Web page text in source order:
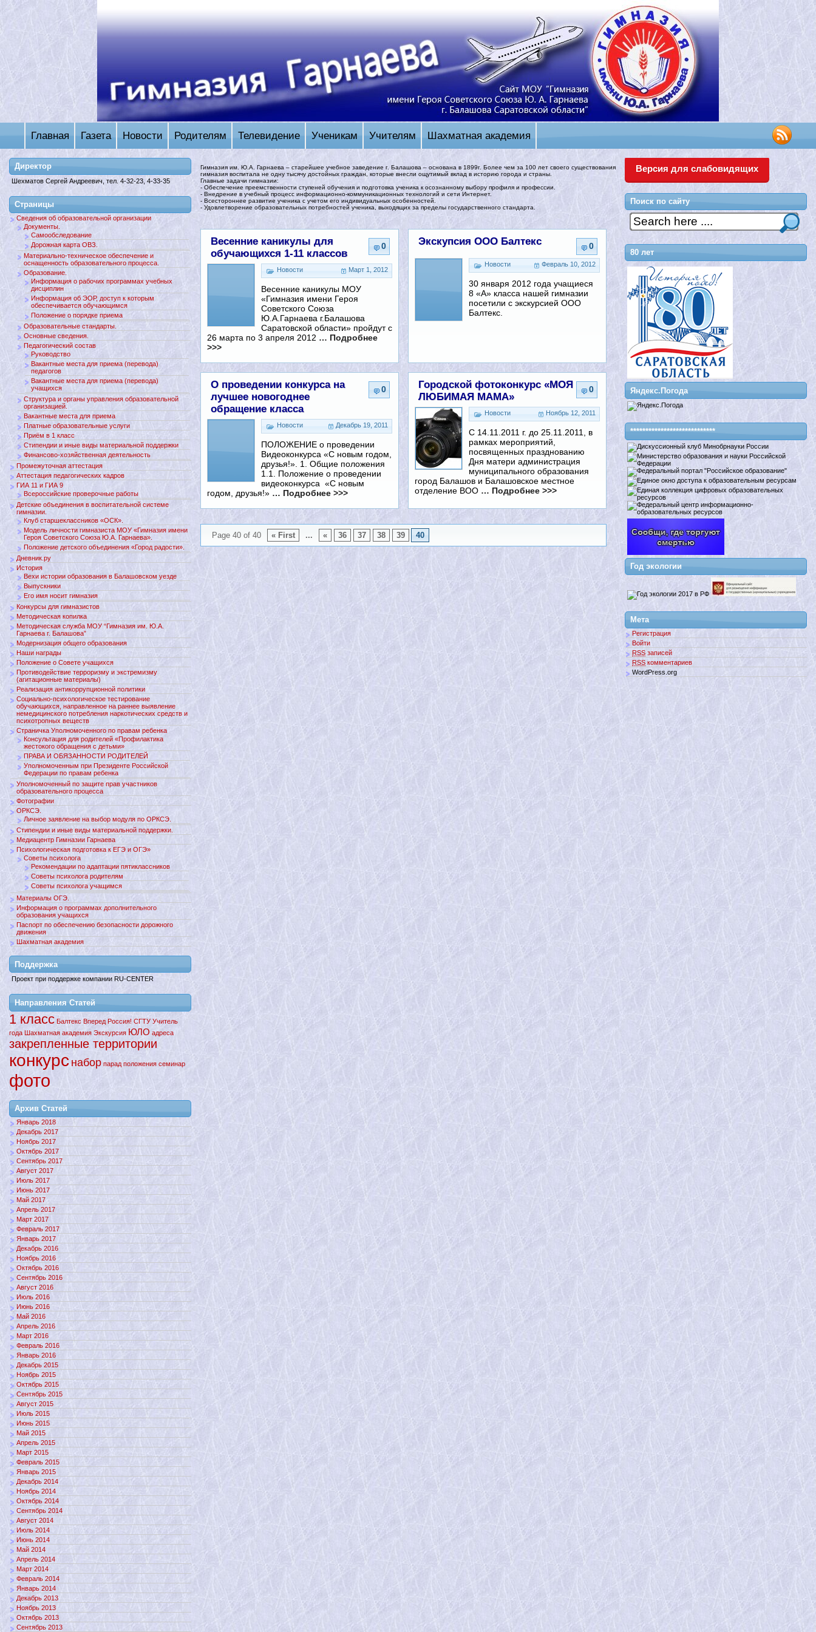
Главная Газета Новости Родителям Телевидение Ученикам Учителям Шахматная академия
Гимназия им. Ю.А. Гарнаева – старейшее учебное заведение г. Балашова – основана в 1899г. Более чем за 100 лет своего существования
гимназия воспитала не одну тысячу достойных граждан, которые внесли ощутимый вклад в историю города и страны.
Главные задачи гимназии:
- Обеспечение преемственности ступеней обучения и подготовка ученика к осознанному выбору профиля и профессии.
- Внедрение в учебный процесс информационно-коммуникационных технологий и сети Интернет.
- Всестороннее развитие ученика с учетом его индивидуальных особенностей.
- Удовлетворение образовательных потребностей ученика, выходящих за пределы государственного стандарта.
0
Весенние каникулы для
обучающихся 1-11 классов
Март 1, 2012
Новости
Весенние каникулы МОУ
«Гимназия имени Героя
Советского Союза
Ю.А.Гарнаева г.Балашова
Саратовской области» пройдут с
26 марта по 3 апреля 2012 … Подробнее
>>>
0
Экскупсия ООО Балтекс
Февраль 10, 2012
Новости
30 января 2012 года учащиеся
8 «А» класса нашей гимназии
посетили с экскурсией ООО
Балтекс.
0
О проведении конкурса на
лучшее новогоднее
обращение класса
Декабрь 19, 2011
Новости
ПОЛОЖЕНИЕ о проведении
Видеоконкурса «С новым годом,
друзья!». 1. Общие положения
1.1. Положение о проведении
видеоконкурса «С новым
годом, друзья!» … Подробнее >>>
0
Городской фотоконкурс «МОЯ
ЛЮБИМАЯ МАМА»
Ноябрь 12, 2011
Новости
С 14.11.2011 г. до 25.11.2011, в
рамках мероприятий,
посвященных празднованию
Дня матери администрация
муниципального образования
город Балашов и Балашовское местное
отделение ВОО … Подробнее >>>
Page 40 of 40 « First ... « 36 37 38 39 40
Директор
Шехматов Сергей Андреевич, тел. 4-32-23, 4-33-35
Страницы
Сведения об образовательной организации
Документы.
Самообследование
Дорожная карта ОВЗ.
Материально-техническое обеспечение и
оснащенность образовательного процесса.
Образование.
Информация о рабочих программах учебных
дисциплин
Информация об ЭОР, доступ к которым
обеспечивается обучающимся
Положение о порядке приема
Образовательные стандарты.
Основные сведения.
Педагогический состав
Руководство
Вакантные места для приема (перевода)
педагогов
Вакантные места для приема (перевода)
учащихся
Структура и органы управления образовательной
организацией.
Вакантные места для приема
Платные образовательные услуги
Приём в 1 класс
Стипендии и иные виды материальной поддержки
Финансово-хозяйственная деятельность
Промежуточная аттестация
Аттестация педагогических кадров
ГИА 11 и ГИА 9
Всероссийские проверочные работы
Детские объединения в воспитательной системе
гимназии.
Клуб старшеклассников «ОСК».
Модель личности гимназиста МОУ «Гимназия имени
Героя Советского Союза Ю.А. Гарнаева».
Положение детского объединения «Город радости».
Дневник.ру
История
Вехи истории образования в Балашовском уезде
Выпускники
Его имя носит гимназия
Конкурсы для гимназистов
Методическая копилка
Методическая служба МОУ “Гимназия им. Ю.А.
Гарнаева г. Балашова”
Модернизация общего образования
Наши награды
Положение о Совете учащихся
Противодействие терроризму и экстремизму
(агитационные материалы)
Реализация антикоррупционной политики
Социально-психологическое тестирование
обучающихся, направленное на раннее выявление
немедицинского потребления наркотических средств и
психотропных веществ
Страничка Уполномоченного по правам ребенка
Консультация для родителей «Профилактика
жестокого обращения с детьми»
ПРАВА И ОБЯЗАННОСТИ РОДИТЕЛЕЙ
Уполномоченным при Президенте Российской
Федерации по правам ребенка
Уполномоченный по защите прав участников
образовательного процесса
Фотографии
ОРКСЭ.
Личное заявление на выбор модуля по ОРКСЭ.
Стипендии и иные виды материальной поддержки.
Медиацентр Гимназии Гарнаева
Психологическая подготовка к ЕГЭ и ОГЭ»
Советы психолога
Рекомендации по адаптации пятиклассников
Советы психолога родителям
Советы психолога учащимся
Материалы ОГЭ.
Информация о программах дополнительного
образования учащихся
Паспорт по обеспечению безопасности дорожного
движения
Шахматная академия
Поддержкa
Проект при поддержке компании RU-CENTER
Направления Статей
1 класс Балтекс Вперед Россия! СГТУ Учитель
года Шахматная академия Экскурсия ЮЛО адреса
закрепленные территории
конкурс набор парад положения семинар
фото
Архив Статей
Январь 2018
Декабрь 2017
Ноябрь 2017
Октябрь 2017
Сентябрь 2017
Август 2017
Июль 2017
Июнь 2017
Май 2017
Апрель 2017
Март 2017
Февраль 2017
Январь 2017
Декабрь 2016
Ноябрь 2016
Октябрь 2016
Сентябрь 2016
Август 2016
Июль 2016
Июнь 2016
Май 2016
Апрель 2016
Март 2016
Февраль 2016
Январь 2016
Декабрь 2015
Ноябрь 2015
Октябрь 2015
Сентябрь 2015
Август 2015
Июль 2015
Июнь 2015
Май 2015
Апрель 2015
Март 2015
Февраль 2015
Январь 2015
Декабрь 2014
Ноябрь 2014
Октябрь 2014
Сентябрь 2014
Август 2014
Июль 2014
Июнь 2014
Май 2014
Апрель 2014
Март 2014
Февраль 2014
Январь 2014
Декабрь 2013
Ноябрь 2013
Октябрь 2013
Сентябрь 2013
Версия для слабовидящих
Поиск по сайту
80 лет
Яндекс.Погода
****************************
Год экологии
Мета
Регистрация
Войти
RSS записей
RSS комментариев
WordPress.org